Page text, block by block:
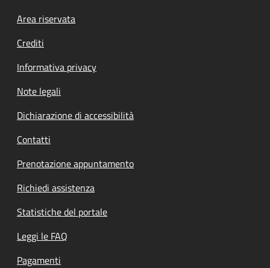
Footer menu
Area riservata
Crediti
Informativa privacy
Note legali
Dichiarazione di accessibilità
Contatti
Prenotazione appuntamento
Richiedi assistenza
Statistiche del portale
Leggi le FAQ
Pagamenti